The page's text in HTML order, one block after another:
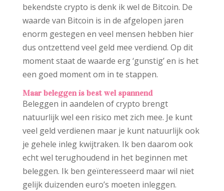
bekendste crypto is denk ik wel de Bitcoin. De
waarde van Bitcoin is in de afgelopen jaren
enorm gestegen en veel mensen hebben hier
dus ontzettend veel geld mee verdiend. Op dit
moment staat de waarde erg ‘gunstig’ en is het
een goed moment om in te stappen.
Maar beleggen is best wel spannend
Beleggen in aandelen of crypto brengt
natuurlijk wel een risico met zich mee. Je kunt
veel geld verdienen maar je kunt natuurlijk ook
je gehele inleg kwijtraken. Ik ben daarom ook
echt wel terughoudend in het beginnen met
beleggen. Ik ben geïnteresseerd maar wil niet
gelijk duizenden euro’s moeten inleggen.